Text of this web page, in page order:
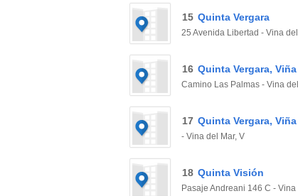
15 Quinta Vergara
25 Avenida Libertad - Vina
16 Quinta Vergara,
Camino Las Palmas - Vina
17 Quinta Vergara,
- Vina del Mar, V
18 Quinta Visión
Pasaje Andreani 146 C - Vina